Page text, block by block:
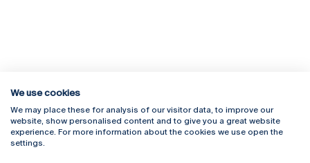
Rua Diogo Botelho 1327
4169-005 Porto
+351 226 196 240
Campus Online
Webmail
We use cookies
We may place these for analysis of our visitor data, to improve our
website, show personalised content and to give you a great website
experience. For more information about the cookies we use open the
settings.